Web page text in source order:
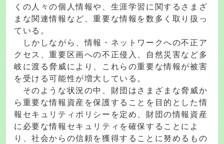
くの人々の個人情報や、生涯学習に関するさまざ
まな関連情報など、重要な情報を数多く取り扱っ
ている。
しかしながら、情報・ネットワークへの不正ア
クセス、重要区画への不正侵入、自然災害など多
岐に渡る脅威により、これらの重要な情報が被害
を受ける可能性が増大している。
そのような状況の中、財団はさまざまな脅威か
ら重要な情報資産を保護することを目的とした情
報セキュリティポリシーを定め、財団の情報資産
に必要な情報セキュリティを確保することによ
り、社会からの信頼を獲得することに努めるもの